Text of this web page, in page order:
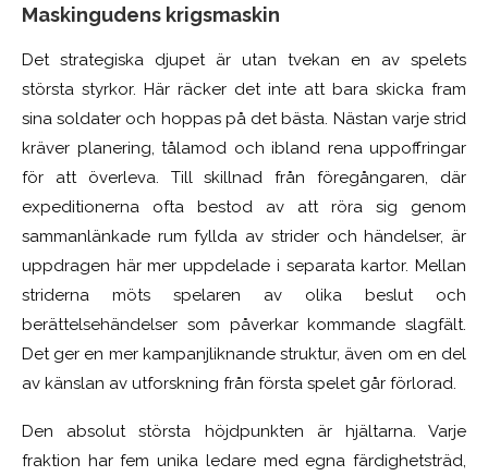
Maskingudens krigsmaskin
Det strategiska djupet är utan tvekan en av spelets
största styrkor. Här räcker det inte att bara skicka fram
sina soldater och hoppas på det bästa. Nästan varje strid
kräver planering, tålamod och ibland rena uppoffringar
för att överleva. Till skillnad från föregångaren, där
expeditionerna ofta bestod av att röra sig genom
sammanlänkade rum fyllda av strider och händelser, är
uppdragen här mer uppdelade i separata kartor. Mellan
striderna möts spelaren av olika beslut och
berättelsehändelser som påverkar kommande slagfält.
Det ger en mer kampanjliknande struktur, även om en del
av känslan av utforskning från första spelet går förlorad.
Den absolut största höjdpunkten är hjältarna. Varje
fraktion har fem unika ledare med egna färdighetsträd,